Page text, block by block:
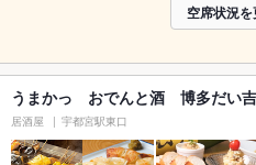
空席状況
うまかっ おでんと酒 博多だい吉
居酒屋 宇都宮駅東口